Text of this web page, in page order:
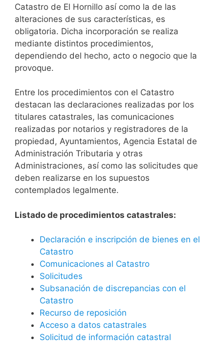
Catastro de El Hornillo así como la de las
alteraciones de sus características, es
obligatoria. Dicha incorporación se realiza
mediante distintos procedimientos,
dependiendo del hecho, acto o negocio que la
provoque.
Entre los procedimientos con el Catastro
destacan las declaraciones realizadas por los
titulares catastrales, las comunicaciones
realizadas por notarios y registradores de la
propiedad, Ayuntamientos, Agencia Estatal de
Administración Tributaria y otras
Administraciones, así como las solicitudes que
deben realizarse en los supuestos
contemplados legalmente.
Listado de procedimientos catastrales:
Declaración e inscripción de bienes en el
Catastro
Comunicaciones al Catastro
Solicitudes
Subsanación de discrepancias con el
Catastro
Recurso de reposición
Acceso a datos catastrales
Solicitud de información catastral